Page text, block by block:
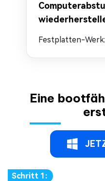
Festplatten-
Eine
Schritt 1: